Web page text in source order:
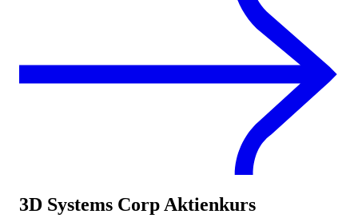
3D Systems Corp Aktienkurs